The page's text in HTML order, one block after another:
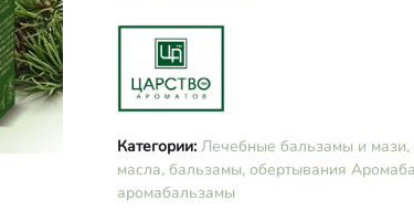
Категории: Лечебные бальзамы и
масла, бальзамы, обертывания
аромабальзамы